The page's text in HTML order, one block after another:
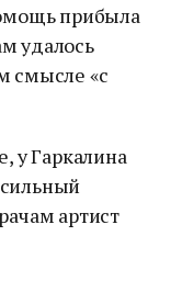
прибыла
удалось
смысле «с
у Гаркалина
артист